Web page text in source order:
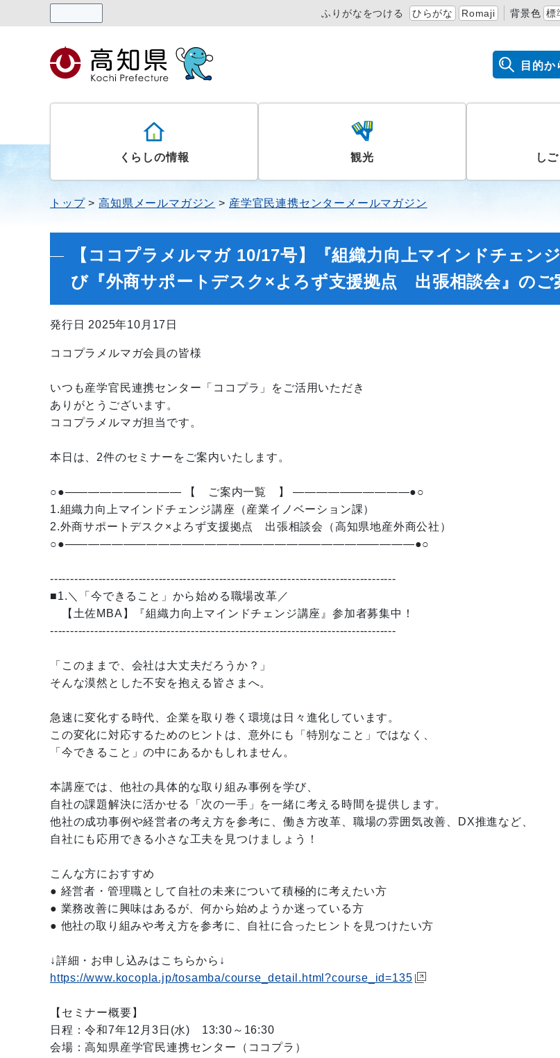
ふりがなをつける ひらがな Romaji 背景色 標
目的か
くらしの情報 観光 し
トップ 高知県メールマガジン 産学官民連携センターメールマガジン
【ココプラメルマガ 10/17号】『組織力向上マインドチェン
び『外商サポートデスク×よろず支援拠点 出張相談会』のご
発行日 2025年10月17日
ココプラメルマガ会員の皆様
いつも産学官民連携センター「ココプラ」をご活用いただき
ありがとうございます。
ココプラメルマガ担当です。
本日は、2件のセミナーをご案内いたします。
○●—————————— 【 ご案内一覧 】 ——————————●○
1.組織力向上マインドチェンジ講座（産業イノベーション課）
2.外商サポートデスク×よろず支援拠点 出張相談会（高知県地産外商公社）
○●——————————————————————————————●○
--------------------------------------------------------------------------------------
■1.＼「今できること」から始める職場改革／
【土佐MBA】『組織力向上マインドチェンジ講座』参加者募集中！
--------------------------------------------------------------------------------------
「このままで、会社は大丈夫だろうか？」
そんな漠然とした不安を抱える皆さまへ。
急速に変化する時代、企業を取り巻く環境は日々進化しています。
この変化に対応するためのヒントは、意外にも「特別なこと」ではなく、
「今できること」の中にあるかもしれません。
本講座では、他社の具体的な取り組み事例を学び、
自社の課題解決に活かせる「次の一手」を一緒に考える時間を提供します。
他社の成功事例や経営者の考え方を参考に、働き方改革、職場の雰囲気改善、DX推進など、
自社にも応用できる小さな工夫を見つけましょう！
こんな方におすすめ
● 経営者・管理職として自社の未来について積極的に考えたい方
● 業務改善に興味はあるが、何から始めようか迷っている方
● 他社の取り組みや考え方を参考に、自社に合ったヒントを見つけたい方
↓詳細・お申し込みはこちらから↓
https://www.kocopla.jp/tosamba/course_detail.html?course_id=135
【セミナー概要】
日程：令和7年12月3日(水) 13:30～16:30
会場：高知県産学官民連携センター（ココプラ）